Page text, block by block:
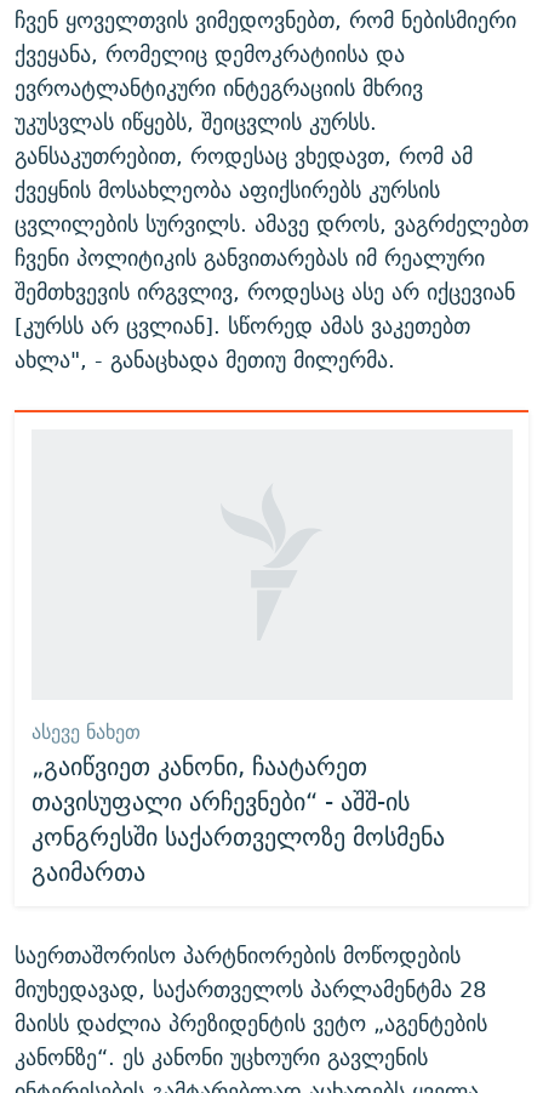
ჩვენ ყოველთვის ვიმედოვნებთ, რომ ნებისმიერი
ქვეყანა, რომელიც დემოკრატიისა და
ევროატლანტიკური ინტეგრაციის მხრივ
უკუსვლას იწყებს, შეიცვლის კურსს.
განსაკუთრებით, როდესაც ვხედავთ, რომ ამ
ქვეყნის მოსახლეობა აფიქსირებს კურსის
ცვლილების სურვილს. ამავე დროს, ვაგრძელებთ
ჩვენი პოლიტიკის განვითარებას იმ რეალური
შემთხვევის ირგვლივ, როდესაც ასე არ იქცევიან
[კურსს არ ცვლიან]. სწორედ ამას ვაკეთებთ
ახლა", - განაცხადა მეთიუ მილერმა.
ᲐᲡᲔᲕᲔ ᲜᲐᲮᲔᲗ
„გაიწვიეთ კანონი, ჩაატარეთ
თავისუფალი არჩევნები“ - აშშ-ის
კონგრესში საქართველოზე მოსმენა
გაიმართა
საერთაშორისო პარტნიორების მოწოდების
მიუხედავად, საქართველოს პარლამენტმა 28
მაისს დაძლია პრეზიდენტის ვეტო „აგენტების
კანონზე“. ეს კანონი უცხოური გავლენის